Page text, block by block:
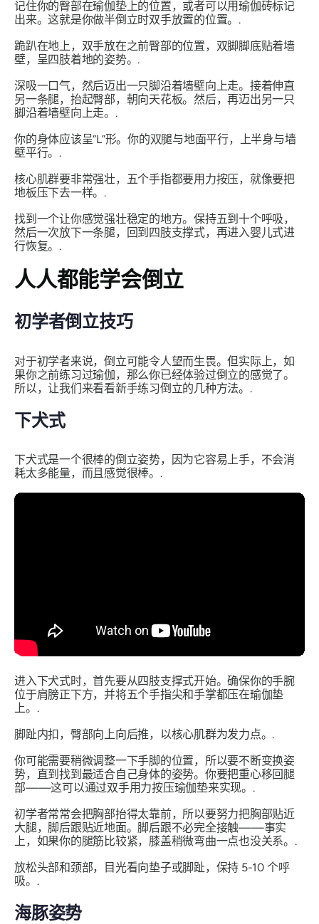
记住你的臀部在瑜伽垫上的位置，或者可以用瑜伽砖标记
出来。这就是你做半倒立时双手放置的位置。.
跪趴在地上，双手放在之前臀部的位置，双脚脚底贴着墙
壁，呈四肢着地的姿势。.
深吸一口气，然后迈出一只脚沿着墙壁向上走。接着伸直
另一条腿，抬起臀部，朝向天花板。然后，再迈出另一只
脚沿着墙壁向上走。.
你的身体应该呈“L”形。你的双腿与地面平行，上半身与墙
壁平行。.
核心肌群要非常强壮，五个手指都要用力按压，就像要把
地板压下去一样。.
找到一个让你感觉强壮稳定的地方。保持五到十个呼吸，
然后一次放下一条腿，回到四肢支撑式，再进入婴儿式进
行恢复。.
人人都能学会倒立
初学者倒立技巧
对于初学者来说，倒立可能令人望而生畏。但实际上，如
果你之前练习过瑜伽，那么你已经体验过倒立的感觉了。
所以，让我们来看看新手练习倒立的几种方法。.
下犬式
下犬式是一个很棒的倒立姿势，因为它容易上手，不会消
耗太多能量，而且感觉很棒。.
进入下犬式时，首先要从四肢支撑式开始。确保你的手腕
位于肩膀正下方，并将五个手指尖和手掌都压在瑜伽垫
上。.
脚趾内扣，臀部向上向后推，以核心肌群为发力点。.
你可能需要稍微调整一下手脚的位置，所以要不断变换姿
势，直到找到最适合自己身体的姿势。你要把重心移回腿
部——这可以通过双手用力按压瑜伽垫来实现。.
初学者常常会把胸部抬得太靠前，所以要努力把胸部贴近
大腿，脚后跟贴近地面。脚后跟不必完全接触——事实
上，如果你的腿筋比较紧，膝盖稍微弯曲一点也没关系。.
放松头部和颈部，目光看向垫子或脚趾，保持 5-10 个呼
吸。.
海豚姿势